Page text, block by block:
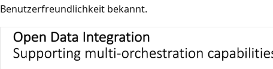
Benutzerfreundlichkeit bekannt.